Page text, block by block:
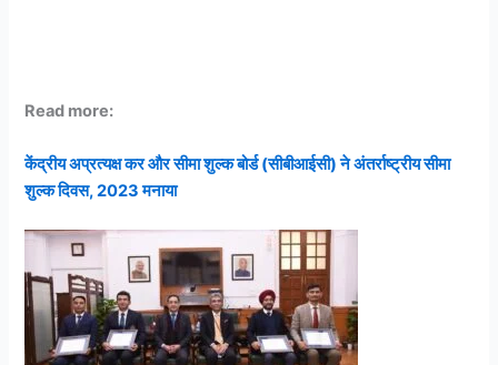
Read more:
केंद्रीय अप्रत्यक्ष कर और सीमा शुल्क बोर्ड (सीबीआईसी) ने अंतर्राष्ट्रीय सीमा
शुल्क दिवस, 2023 मनाया